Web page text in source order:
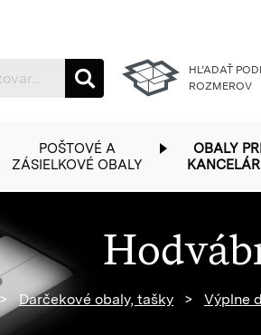
HĽADAŤ
ROZMEROV
POŠTOVÉ A
ZÁSIELKOVÉ OBALY
OBALY
Späť na homepage
Darčekové obaly, tašky Výplne